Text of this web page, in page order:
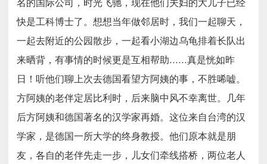
名的国际公司，时光飞驰，现在他们夫妇的大儿子已经
快是工科博士了。想想当年做邻居时，我们一起聊天，
一起去附近的公园散步，一起看小湖边乌龟排着长队出
来晒背，有事情的时候更是互相帮助……真是恍如昨
日！听他们聊上次去德国看望方阿姨的事，不胜唏嘘。
方阿姨的老伴定居比利时，后来脑中风不幸离世。几年
后方阿姨和德国著名的汉学家再婚。这位来自台湾的汉
学家，是德国一所大学的终身教授。他们原本就是朋
友，各自的老伴先走一步，儿女们牵线搭桥，两位老人